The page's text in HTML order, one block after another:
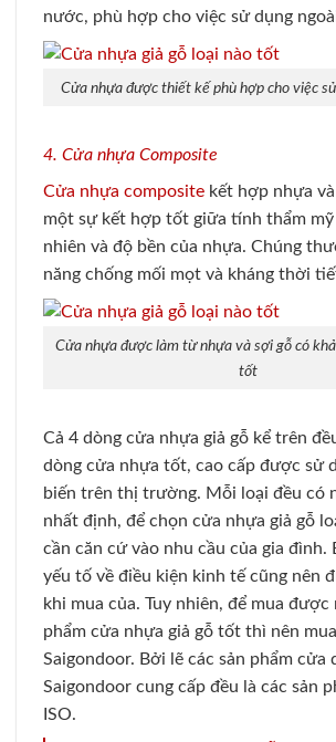
nước, phù hợp cho việc sử dụng
Cửa nhựa được thiết kế phù hợp cho việc
4. Cửa nhựa Composite
Cửa nhựa composite kết hợp nhựa
một sự kết hợp tốt giữa tính thẩm
nhiên và độ bền của nhựa. Chúng
năng chống mối mọt và kháng thời
Cửa nhựa được làm từ nhựa và sợi gỗ có
tốt
Cả 4 dòng cửa nhựa giả gỗ kể trên
dòng cửa nhựa tốt, cao cấp được sử
biến trên thị trường. Mỗi loại đều có
nhất định, để chọn cửa nhựa giả gỗ
cần căn cứ vào nhu cầu của gia đình.
yếu tố về điều kiện kinh tế cũng nên
khi mua của. Tuy nhiên, để mua được
phẩm cửa nhựa giả gỗ tốt thì nên
Saigondoor. Bởi lẽ các sản phẩm cửa
Saigondoor cung cấp đều là các sản
ISO.